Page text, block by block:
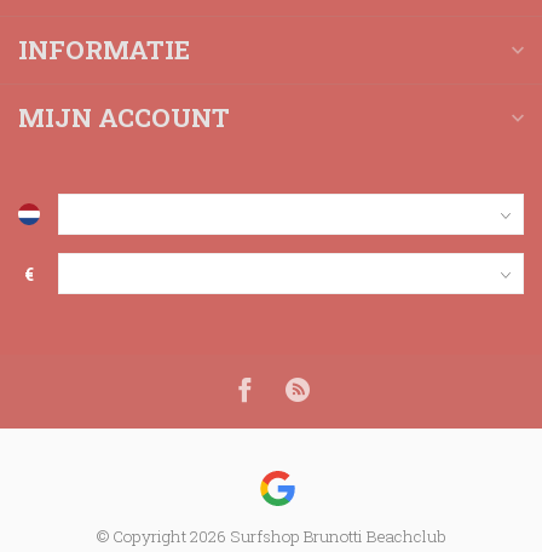
INFORMATIE
MIJN ACCOUNT
€
© Copyright 2026 Surfshop Brunotti Beachclub